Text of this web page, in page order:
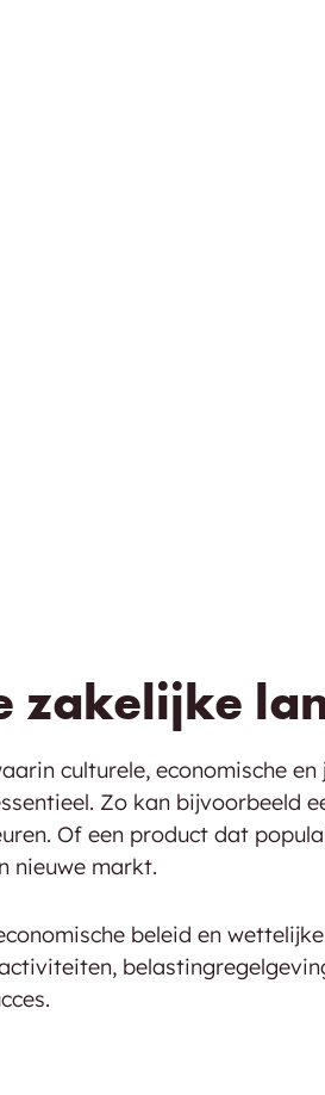
culturele, economische
Zo kan bijvoorbeeld
Of een product dat
nieuwe markt.
beleid en